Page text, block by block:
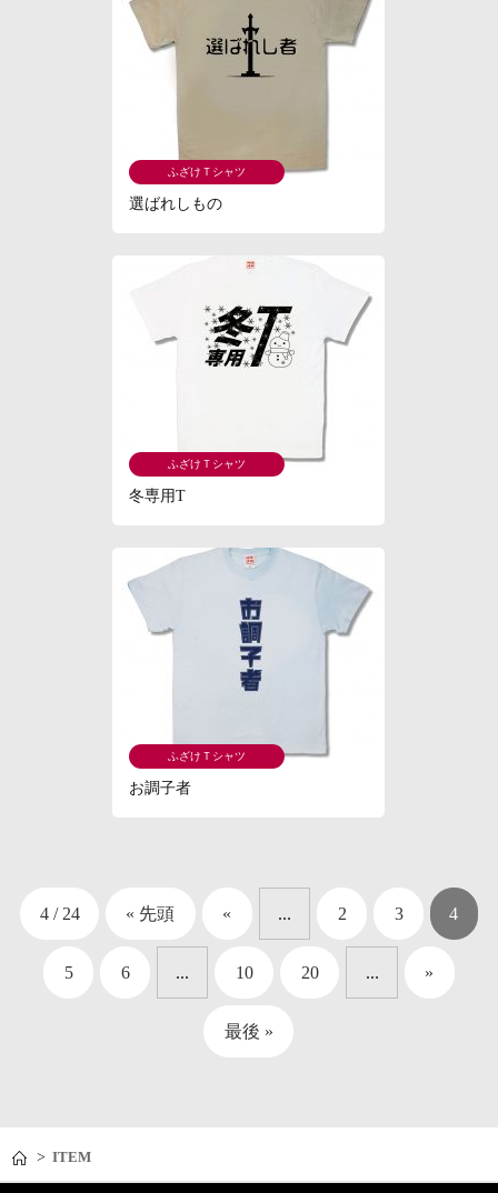
ふざけＴシャツ
選ばれしもの
ふざけＴシャツ
冬専用T
ふざけＴシャツ
お調子者
4 / 24 « 先頭 « ... 2 3 4
5 6 ... 10 20 ... »
最後 »
> ITEM